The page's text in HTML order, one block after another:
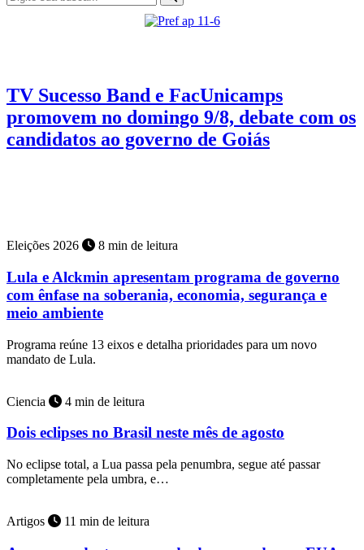
TV Sucesso Band e FacUnicamps
promovem no domingo 9/8, debate com os
candidatos ao governo de Goiás
Eleições 2026 8 min de leitura
Lula e Alckmin apresentam programa de governo
com ênfase na soberania, economia, segurança e
meio ambiente
Programa reúne 13 eixos e detalha prioridades para um novo
mandato de Lula.
Ciencia 4 min de leitura
Dois eclipses no Brasil neste mês de agosto
No eclipse total, a Lua passa pela penumbra, segue até passar
completamente pela umbra, e…
Artigos 11 min de leitura